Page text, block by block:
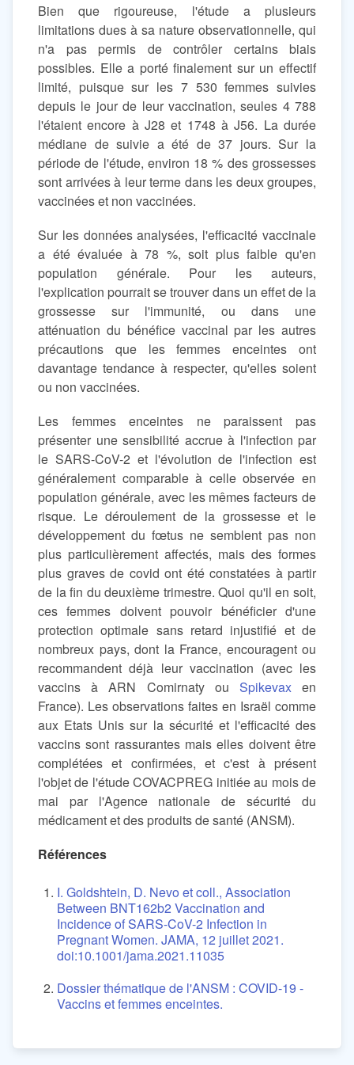
Bien que rigoureuse, l'étude a plusieurs
limitations dues à sa nature observationnelle, qui
n'a pas permis de contrôler certains biais
possibles. Elle a porté finalement sur un effectif
limité, puisque sur les 7 530 femmes suivies
depuis le jour de leur vaccination, seules 4 788
l'étaient encore à J28 et 1748 à J56. La durée
médiane de suivie a été de 37 jours. Sur la
période de l'étude, environ 18 % des grossesses
sont arrivées à leur terme dans les deux groupes,
vaccinées et non vaccinées.
Sur les données analysées, l'efficacité vaccinale
a été évaluée à 78 %, soit plus faible qu'en
population générale. Pour les auteurs,
l'explication pourrait se trouver dans un effet de la
grossesse sur l'immunité, ou dans une
atténuation du bénéfice vaccinal par les autres
précautions que les femmes enceintes ont
davantage tendance à respecter, qu'elles soient
ou non vaccinées.
Les femmes enceintes ne paraissent pas
présenter une sensibilité accrue à l'infection par
le SARS-CoV-2 et l'évolution de l'infection est
généralement comparable à celle observée en
population générale, avec les mêmes facteurs de
risque. Le déroulement de la grossesse et le
développement du fœtus ne semblent pas non
plus particulièrement affectés, mais des formes
plus graves de covid ont été constatées à partir
de la fin du deuxième trimestre. Quoi qu'il en soit,
ces femmes doivent pouvoir bénéficier d'une
protection optimale sans retard injustifié et de
nombreux pays, dont la France, encouragent ou
recommandent déjà leur vaccination (avec les
vaccins à ARN Comirnaty ou Spikevaxen
France). Les observations faites en Israël comme
aux Etats Unis sur la sécurité et l'efficacité des
vaccins sont rassurantes mais elles doivent être
complétées et confirmées, et c'est à présent
l'objet de l'étude COVACPREG initiée au mois de
mai par l'Agence nationale de sécurité du
médicament et des produits de santé (ANSM).
Références
I. Goldshtein, D. Nevo et coll., Association
Between BNT162b2 Vaccination and
Incidence of SARS-CoV-2 Infection in
Pregnant Women. JAMA, 12 juillet 2021.
doi:10.1001/jama.2021.11035
Dossier thématique de l'ANSM : COVID-19 -
Vaccins et femmes enceintes.